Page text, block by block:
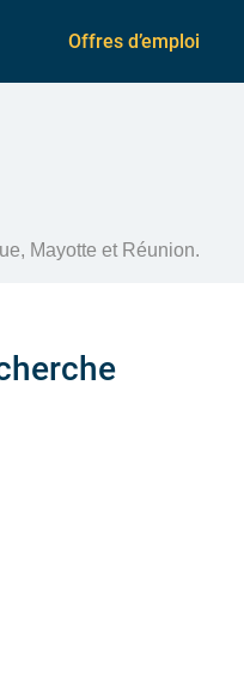
Offres d’emploi
Mayotte et Réunion.